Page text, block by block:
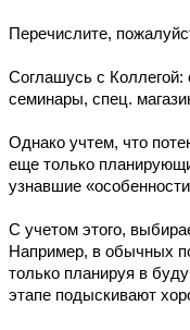
Перечислите,
Соглашусь с
семинары, спец.
Однако учтем, что
еще только
узнавшие
С учетом этого,
Например, в обычных
только планируя в
этапе подыскивают